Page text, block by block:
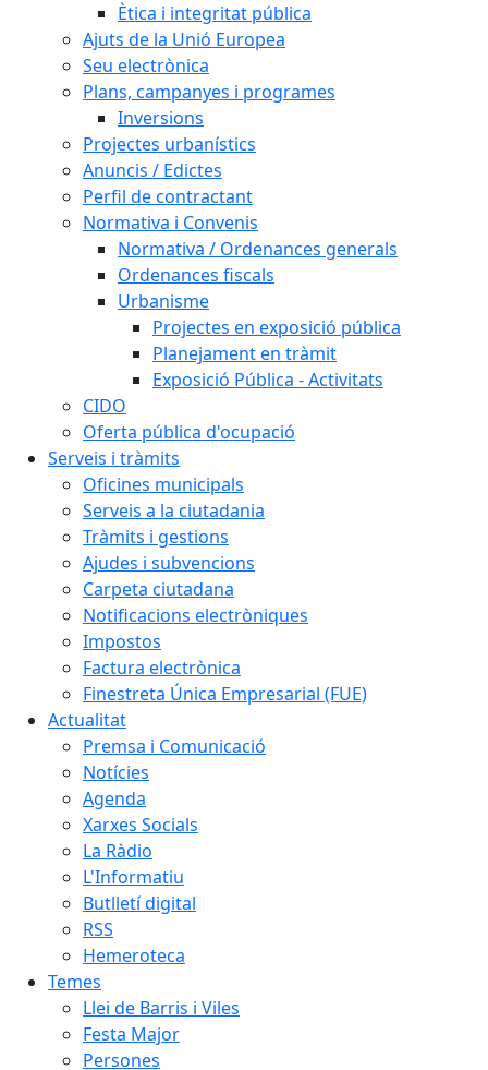
Ètica i integritat pública
Ajuts de la Unió Europea
Seu electrònica
Plans, campanyes i programes
Inversions
Projectes urbanístics
Anuncis / Edictes
Perfil de contractant
Normativa i Convenis
Normativa / Ordenances generals
Ordenances fiscals
Urbanisme
Projectes en exposició pública
Planejament en tràmit
Exposició Pública - Activitats
CIDO
Oferta pública d'ocupació
Serveis i tràmits
Oficines municipals
Serveis a la ciutadania
Tràmits i gestions
Ajudes i subvencions
Carpeta ciutadana
Notificacions electròniques
Impostos
Factura electrònica
Finestreta Única Empresarial (FUE)
Actualitat
Premsa i Comunicació
Notícies
Agenda
Xarxes Socials
La Ràdio
L'Informatiu
Butlletí digital
RSS
Hemeroteca
Temes
Llei de Barris i Viles
Festa Major
Persones